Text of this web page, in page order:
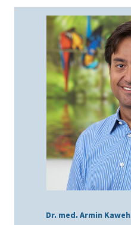
Dr. med. Armin Kaweh